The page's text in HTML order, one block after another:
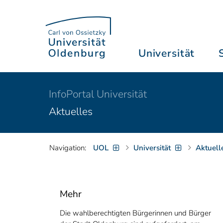
Universität
InfoPortal Universität
Aktuelles
Navigation: UOL Universität
Mehr
Die wahlberechtigten Bürgerinnen und Bürger